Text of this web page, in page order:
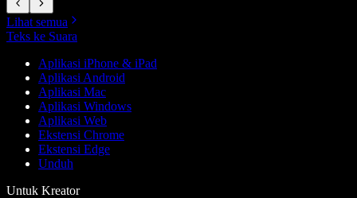
Lihat semua
Teks ke Suara
Aplikasi iPhone & iPad
Aplikasi Android
Aplikasi Mac
Aplikasi Windows
Aplikasi Web
Ekstensi Chrome
Ekstensi Edge
Unduh
Untuk Kreator